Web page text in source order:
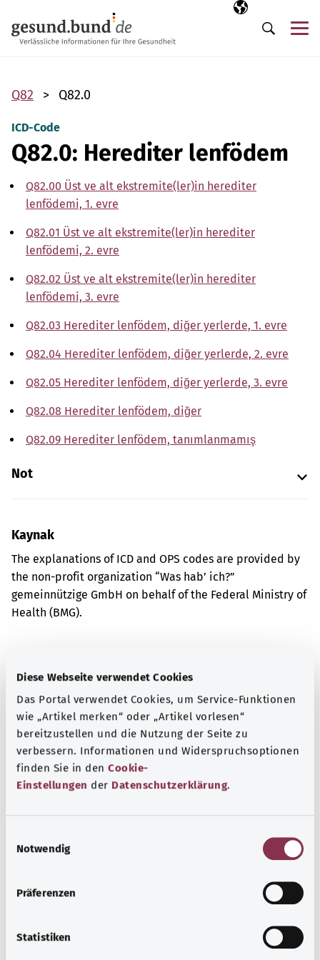
Diese Webseite verwendet Cookies
Das Portal verwendet Cookies, um Service-Funktionen
wie „Artikel merken“ oder „Artikel vorlesen“
bereitzustellen und die Nutzung der Seite zu
verbessern. Informationen und Widerspruchsoptionen
finden Sie in den Cookie-
Einstellungen der Datenschutzerklärung.
Notwendig
Präferenzen
Statistiken
Seçili dil
TR
Arama
Q82 Q82.0
ICD-Code
Q82.0: Herediter lenfödem
Q82.00 Üst ve alt ekstremite(ler)in herediter
lenfödemi, 1. evre
Q82.01 Üst ve alt ekstremite(ler)in herediter
lenfödemi, 2. evre
Q82.02 Üst ve alt ekstremite(ler)in herediter
lenfödemi, 3. evre
Q82.03 Herediter lenfödem, diğer yerlerde, 1. evre
Q82.04 Herediter lenfödem, diğer yerlerde, 2. evre
Q82.05 Herediter lenfödem, diğer yerlerde, 3. evre
Q82.08 Herediter lenfödem, diğer
Q82.09 Herediter lenfödem, tanımlanmamış
Not
Kaynak
The explanations of ICD and OPS codes are provided by
the non-profit organization “Was hab’ ich?”
gemeinnützige GmbH on behalf of the Federal Ministry of
Health (BMG).
Kapsamlı bilgi
Diğer yazılar
Lenfödem